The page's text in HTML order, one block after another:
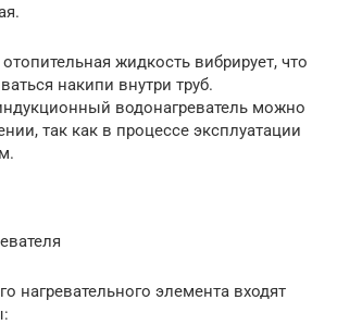
жидкость вибрирует, что
накипи внутри труб.
водонагреватель можно
так как в процессе эксплуатации
нагревательного элемента входят